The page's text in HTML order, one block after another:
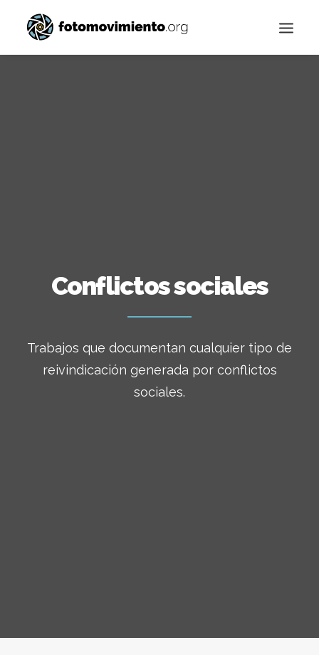
Conflictos sociales
Trabajos que documentan cualquier tipo de
reivindicación generada por conflictos
sociales.